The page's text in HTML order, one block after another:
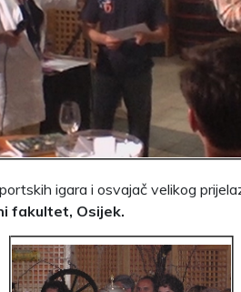
igara i osvajač velikog
fakultet, Osijek.